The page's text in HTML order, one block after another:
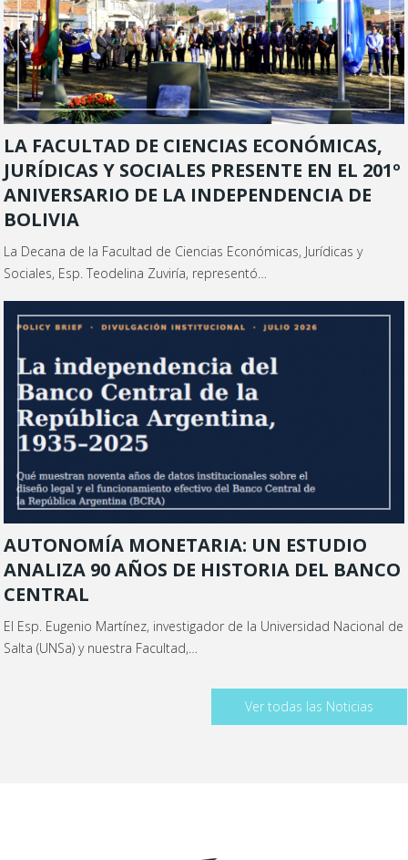
LA FACULTAD DE CIENCIAS ECONÓMICAS,
JURÍDICAS Y SOCIALES PRESENTE EN EL 201º
ANIVERSARIO DE LA INDEPENDENCIA DE
BOLIVIA
La Decana de la Facultad de Ciencias Económicas, Jurídicas y
Sociales, Esp. Teodelina Zuviría, representó…
AUTONOMÍA MONETARIA: UN ESTUDIO
ANALIZA 90 AÑOS DE HISTORIA DEL BANCO
CENTRAL
El Esp. Eugenio Martínez, investigador de la Universidad Nacional de
Salta (UNSa) y nuestra Facultad,…
Ver todas las Noticias